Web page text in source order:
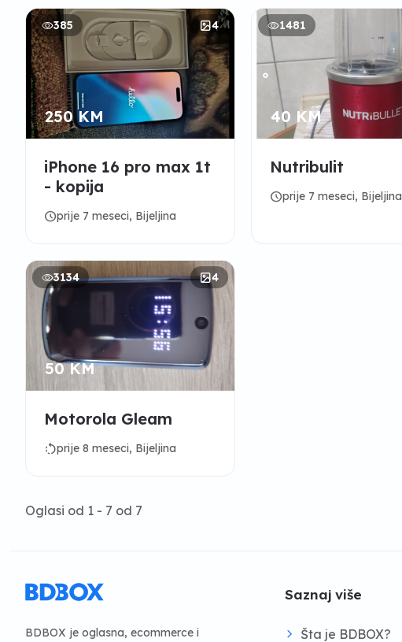
385 4
250 KM
iPhone 16 pro max 1t
- kopija
scheduleprije 7 meseci, Bijeljina
1481
40 KM
Nutribulit
scheduleprije 7 meseci, Bijeljina
3134 4
50 KM
Motorola Gleam
rotate_leftprije 8 meseci, Bijeljina
Oglasi od 1 - 7 od 7
BDBOX je oglasna, ecommerce i
Saznaj više
Šta je BDBOX?